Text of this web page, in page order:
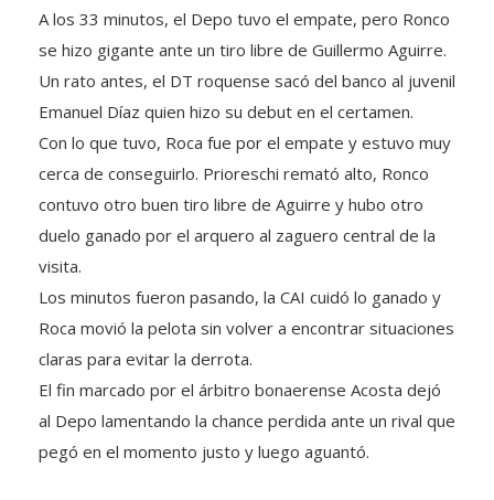
A los 33 minutos, el Depo tuvo el empate, pero Ronco
se hizo gigante ante un tiro libre de Guillermo Aguirre.
Un rato antes, el DT roquense sacó del banco al juvenil
Emanuel Díaz quien hizo su debut en el certamen.
Con lo que tuvo, Roca fue por el empate y estuvo muy
cerca de conseguirlo. Prioreschi remató alto, Ronco
contuvo otro buen tiro libre de Aguirre y hubo otro
duelo ganado por el arquero al zaguero central de la
visita.
Los minutos fueron pasando, la CAI cuidó lo ganado y
Roca movió la pelota sin volver a encontrar situaciones
claras para evitar la derrota.
El fin marcado por el árbitro bonaerense Acosta dejó
al Depo lamentando la chance perdida ante un rival que
pegó en el momento justo y luego aguantó.